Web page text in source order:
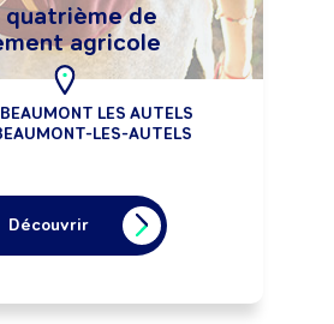
quatrième de
agricole
LES AUTELS
LES-AUTELS
Découvrir